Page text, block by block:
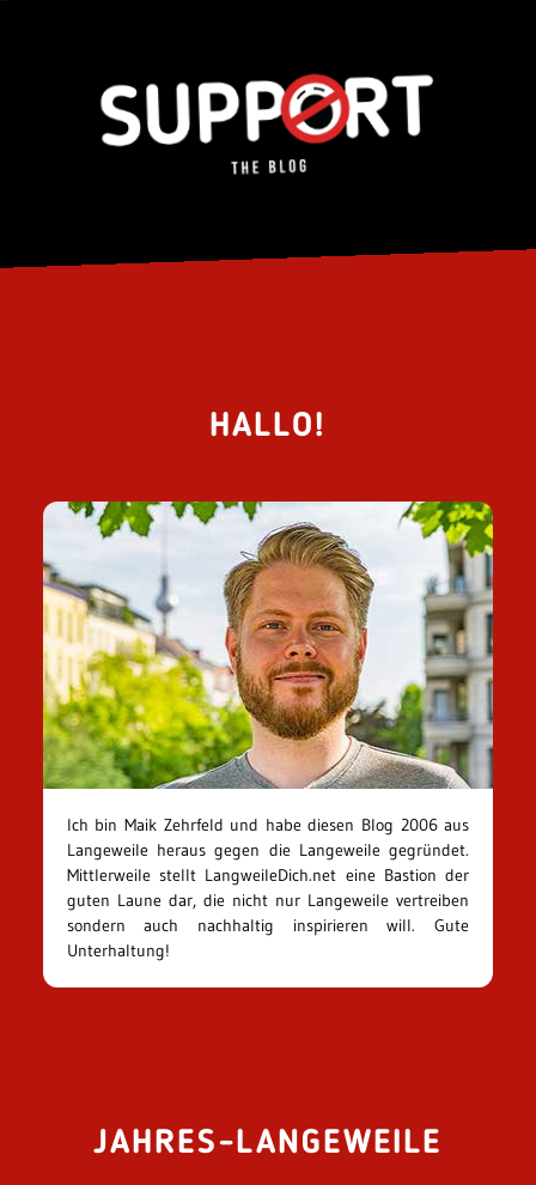
HALLO!
Ich bin Maik Zehrfeld und habe diesen Blog 2006 aus
Langeweile heraus gegen die Langeweile gegründet.
Mittlerweile stellt LangweileDich.net eine Bastion der
guten Laune dar, die nicht nur Langeweile vertreiben
sondern auch nachhaltig inspirieren will. Gute
Unterhaltung!
JAHRES-LANGEWEILE